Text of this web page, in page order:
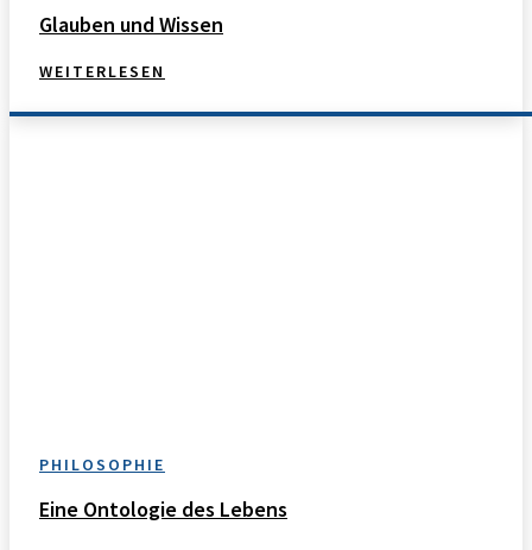
Glauben und Wissen
WEITERLESEN
PHILOSOPHIE
Eine Ontologie des Lebens